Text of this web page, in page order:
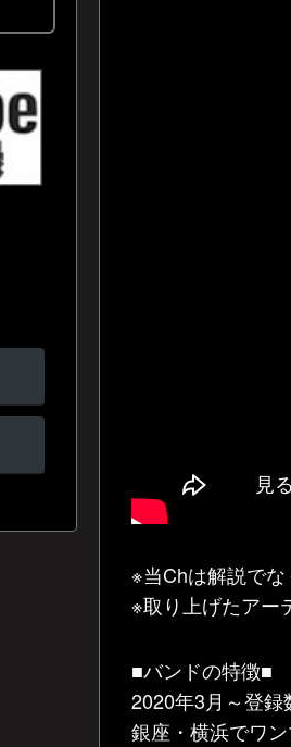
※当Chは解説で
※取り上げたアー
■バンドの特徴■
2020年3月～登録
銀座・横浜でワ